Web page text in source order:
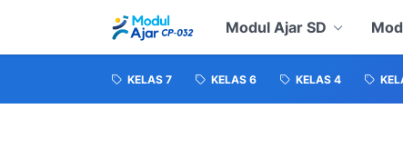
Modul Ajar SD
KELAS 7 KELAS 6 KELAS 4